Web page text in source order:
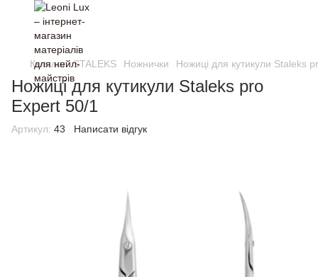
Каталог STALEKS Ножнички Ножиці для кутикули Staleks
Ножиці для кутикули Staleks pro
Expert 50/1
Артикул: 43 Написати відгук